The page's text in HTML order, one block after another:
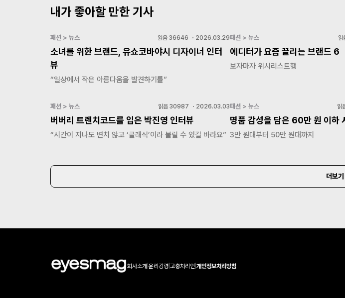
내가 좋아할 만한 기사
패션 > 뉴스 읽음 36646 ・ 2026.03.29
소녀를 위한 브랜드, 유쇼코바야시 디자이너 인터
뷰
“일상에서 작은 아름다움을 발견하기를”
패션 > 뉴스 읽
에디터가 요즘 끌리는 브랜드 6
보자마자 위시리스트행
패션 > 뉴스 읽음 30987 ・ 2026.03.03
버버리 트렌치코드를 입은 박진영 인터뷰
“시간이 지나도 변치 않고 ‘클래식’이라 불릴 수 있길 바라요”
패션 > 뉴스 읽
명품 감성을 담은 60만 원 이하
3만 원대부터 50만 원대까지
더보기
회사소개|윤리강령 고충처리인 개인정보처리방침